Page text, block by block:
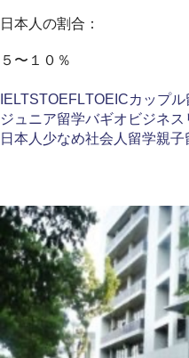
日本人の割合：
５〜１０％
IELTSTOEFLTOEICカップル
ジュニア留学バギオ ビジネス
日本人少なめ社会人留学親子